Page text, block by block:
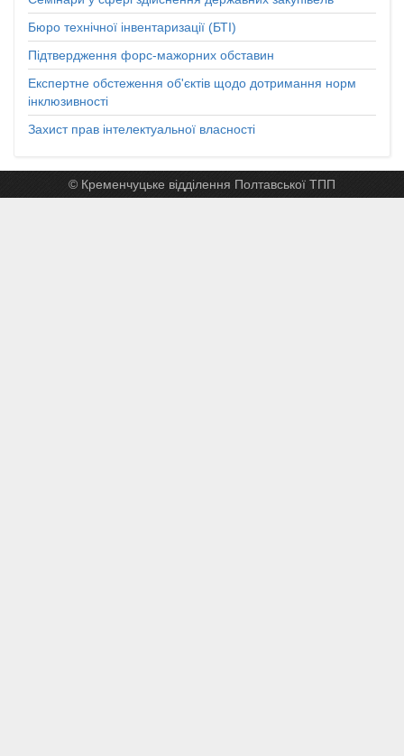
Бюро технічної інвентаризації (БТІ)
Підтвердження форс-мажорних обставин
Експертне обстеження об'єктів щодо дотримання норм
інклюзивності
Захист прав інтелектуальної власності
© Кременчуцьке відділення Полтавської ТПП